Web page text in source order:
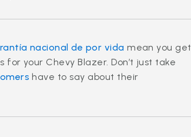
nacional de por vida mean you get
your Chevy Blazer. Don’t just take
have to say about their